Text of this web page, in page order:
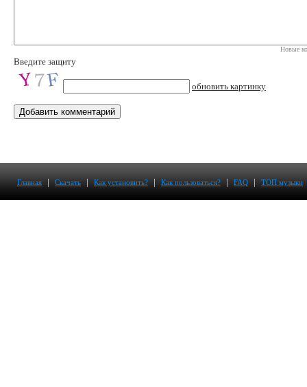
Новые
Введите защиту
обновить картинку
Главная | Скачать | Как установить? | Как пользоваться? | FAQ | ТОП музыки